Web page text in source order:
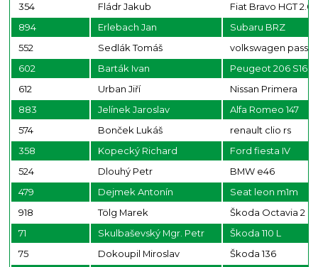
354
Fládr Jakub
Fiat Bravo HGT 2.0
894
Erlebach Jan
Subaru BRZ
552
Sedlák Tomáš
volkswagen
602
Barták Ivan
Peugeot 206 S16
612
Urban Jiří
Nissan Primera
883
Jelínek Jaroslav
Alfa Romeo 147
574
Bonček Lukáš
renault clio rs
358
Kopecký Richard
Ford fiesta IV
524
Dlouhý Petr
BMW e46
479
Dejmek Antonín
Seat leon m1m
918
Tölg Marek
Škoda Octavia 2 rs
71
Skulbaševský Mgr. Petr
Škoda 110 L
75
Dokoupil Miroslav
Škoda 136